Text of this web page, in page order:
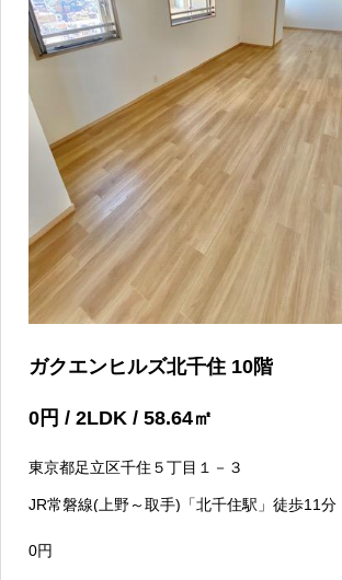
ガクエンヒルズ北千住 10階
0 円 / 2LDK / 58.64㎡
東京都足立区千住５丁目１－３
JR常磐線(上野～取手)「北千住駅」徒歩11分
0円